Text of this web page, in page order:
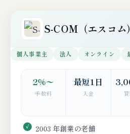
S-COM（エスコム）
個人事業主 法人 オンライン
2%〜
手数料
最短1日
入金
2003 年創業の老舗